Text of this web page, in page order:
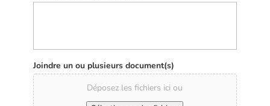
Joindre un ou plusieurs document(s)
Déposez les fichiers ici ou